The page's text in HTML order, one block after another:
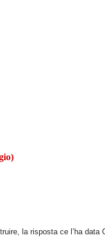
la risposta ce l’ha